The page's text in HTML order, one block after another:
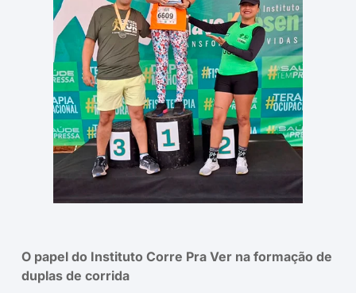
O papel do Instituto Corre Pra Ver na formação de
duplas de corrida